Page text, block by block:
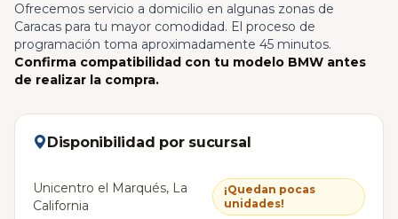
Ofrecemos servicio a domicilio en algunas zonas de
Caracas para tu mayor comodidad. El proceso de
programación toma aproximadamente 45 minutos.
Confirma compatibilidad con tu modelo BMW antes
de realizar la compra.
Disponibilidad por sucursal
Unicentro el Marqués, La
California
¡Quedan pocas
unidades!